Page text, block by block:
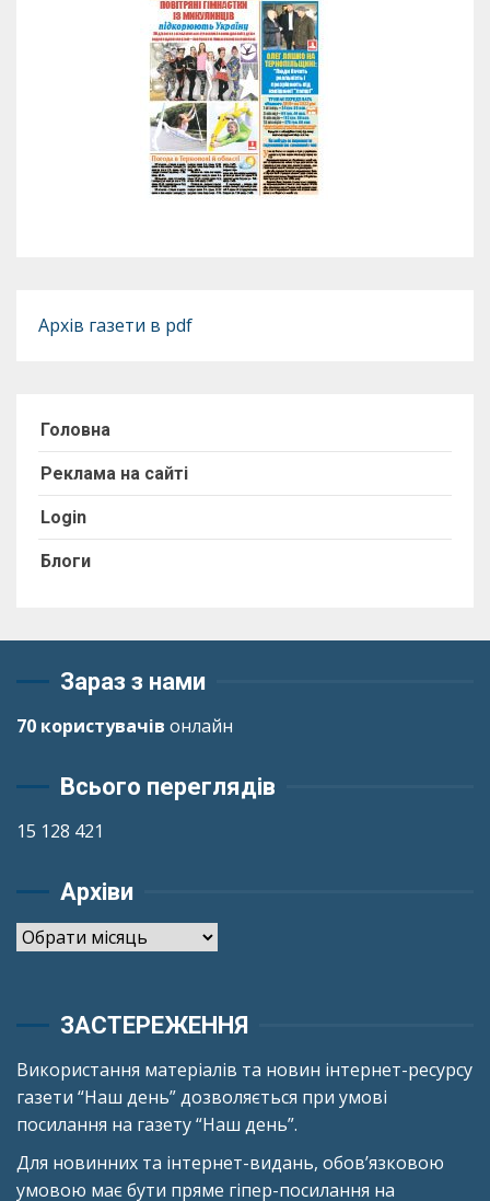
Архів газети в pdf
Головна
Реклама на сайті
Login
Блоги
Зараз з нами
70 користувачів онлайн
Всього переглядів
15 128 421
Архіви
Архіви
ЗАСТЕРЕЖЕННЯ
Використання матеріалів та новин інтернет-ресурсу
газети “Наш день” дозволяється при умові
посилання на газету “Наш день”.
Для новинних та інтернет-видань, обов’язковою
умовою має бути пряме гіпер-посилання на